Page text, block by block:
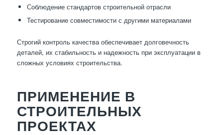
Соблюдение стандартов строительной отрасли
Тестирование совместимости с другими материалами
Строгий контроль качества обеспечивает долговечность
деталей, их стабильность и надежность при эксплуатации в
сложных условиях строительства.
ПРИМЕНЕНИЕ В
СТРОИТЕЛЬНЫХ
ПРОЕКТАХ